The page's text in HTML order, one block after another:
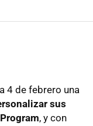
4 de febrero una
sus
, y con